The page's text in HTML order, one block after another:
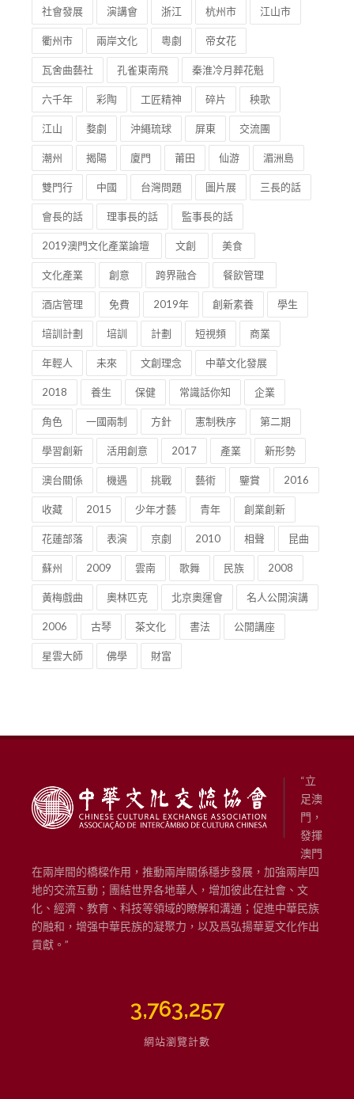
社會發展 演講會 浙江 杭州市 江山市
衢州市 兩岸文化 粵劇 帝女花
瓦舍曲藝社 孔雀東南飛 秦淮冷月葬花魁
六千年 彩陶 工匠精神 碎片 秧歌
江山 婺劇 沖繩琉球 屏東 交流團
潮州 揭陽 廈門 莆田 仙游 湄洲島
雙門行 中國 台灣問題 圖片展 三長的話
會長的話 理事長的話 監事長的話
2019澳門文化產業論壇 文創 美食
文化產業 創意 跨界融合 餐飲管理
酒店管理 免費 2019年 創新素養 學生
培訓計劃 培訓 計劃 短視頻 商業
年輕人 未來 文創理念 中華文化發展
2018 養生 保健 常識話你知 企業
角色 一國兩制 方針 憲制秩序 第二期
學習創新 活用創意 2017 產業 新形勢
澳台關係 機遇 挑戰 藝術 鑒賞 2016
收藏 2015 少年才藝 青年 創業創新
花蓮部落 表演 京劇 2010 相聲 昆曲
蘇州 2009 雲南 歌舞 民族 2008
黃梅戲曲 奧林匹克 北京奧運會 名人公開演講
2006 古琴 茶文化 書法 公開講座
星雲大師 佛學 財富
“立
足澳
門，
發揮
澳門
在兩岸間的橋樑作用，推動兩岸關係穩步發展，加強兩岸四
地的交流互動；團結世界各地華人，增加彼此在社會、文
化、經濟、教育、科技等領域的瞭解和溝通；促進中華民族
的融和，增强中華民族的凝聚力，以及爲弘揚華夏文化作出
貢獻。”
3,763,257
網站瀏覽計數